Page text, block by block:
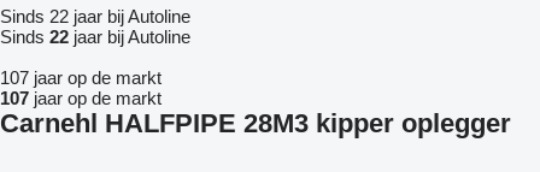
Sinds 22 jaar bij Autoline
Sinds 22 jaar bij Autoline
107 jaar op de markt
107 jaar op de markt
Carnehl HALFPIPE 28M3 kipper oplegger